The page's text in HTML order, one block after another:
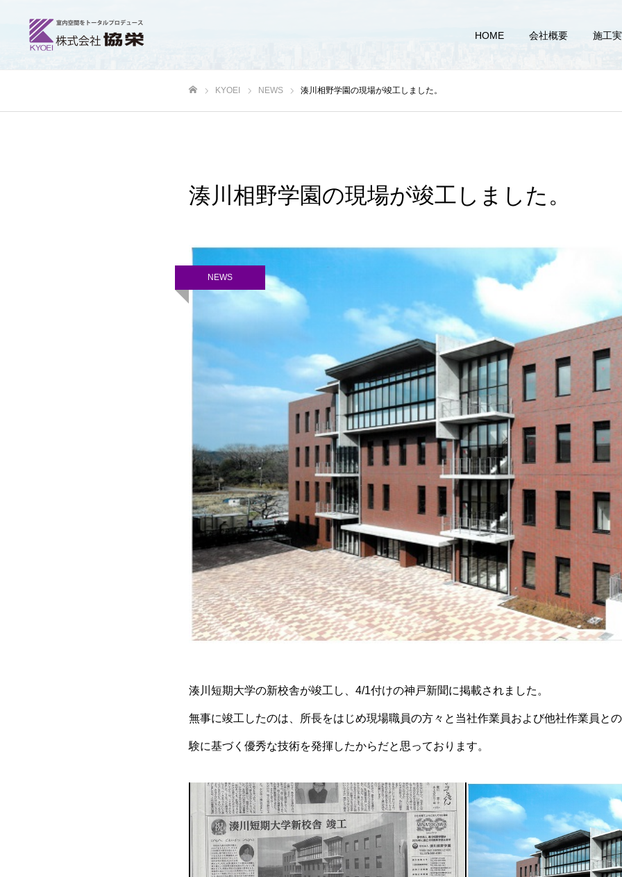
HOME 会社概要 施工
KYOEI NEWS 湊川相野学園の現場が竣工しました。
湊川相野学園の現場が竣工しました。
NEWS
湊川短期大学の新校舎が竣工し、4/1付けの神戸新聞に掲載されました。
無事に竣工したのは、所長をはじめ現場職員の方々と当社作業員および他社作業員と
験に基づく優秀な技術を発揮したからだと思っております。